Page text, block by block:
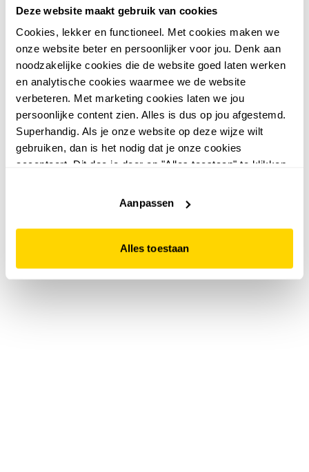
Deze website maakt gebruik van cookies
Cookies, lekker en functioneel. Met cookies maken we
onze website beter en persoonlijker voor jou. Denk aan
noodzakelijke cookies die de website goed laten werken
en analytische cookies waarmee we de website
verbeteren. Met marketing cookies laten we jou
persoonlijke content zien. Alles is dus op jou afgestemd.
Superhandig. Als je onze website op deze wijze wilt
gebruiken, dan is het nodig dat je onze cookies
accepteert. Dit doe je door op "Alles toestaan" te klikken.
website niet optimaal functioneert.
Aanpassen
Alles toestaan